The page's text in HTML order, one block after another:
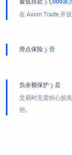
最低存款 1,000美
在 Axion Trade 开
滑点保险 否
负余额保护 是
交易时无需担心损
担。